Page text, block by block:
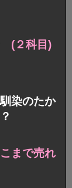
(２科目)
染のたか
まで売れ